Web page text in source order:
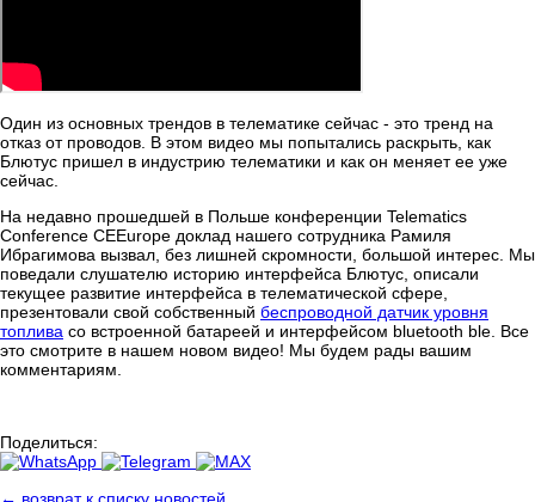
Один из основных трендов в телематике сейчас - это тренд на
отказ от проводов. В этом видео мы попытались раскрыть, как
Блютус пришел в индустрию телематики и как он меняет ее уже
сейчас.
На недавно прошедшей в Польше конференции Telematics
Conference CEEurope доклад нашего сотрудника Рамиля
Ибрагимова вызвал, без лишней скромности, большой интерес. Мы
поведали слушателю историю интерфейса Блютус, описали
текущее развитие интерфейса в телематической сфере,
презентовали свой собственный беспроводной датчик уровня
топлива со встроенной батареей и интерфейсом bluetooth ble. Все
это смотрите в нашем новом видео! Мы будем рады вашим
комментариям.
Поделиться:
← возврат к списку новостей